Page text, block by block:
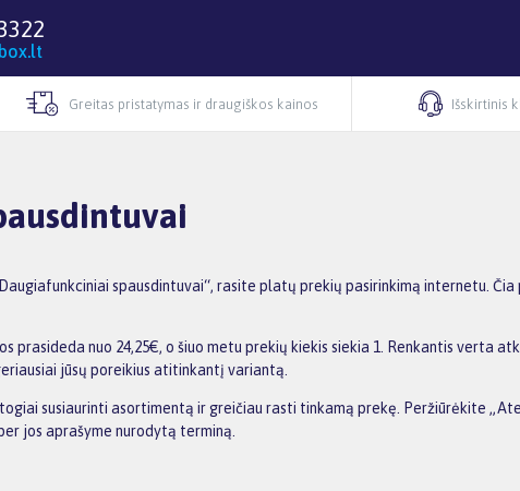
Greitas pristatymas ir draugiškos kainos Išskirtinis
spausdintuvai“, rasite platų prekių pasirinkimą internetu.
prasideda nuo 24,25€, o šiuo metu prekių kiekis siekia 1. Renkantis verta
jūsų poreikius atitinkantį variantą.
susiaurinti asortimentą ir greičiau rasti tinkamą prekę. Peržiūrėkite
jos aprašyme nurodytą terminą.